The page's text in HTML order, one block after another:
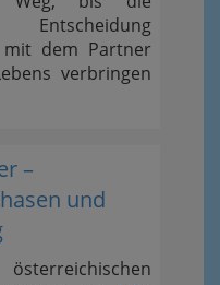
dem Partner
verbringen
–
und